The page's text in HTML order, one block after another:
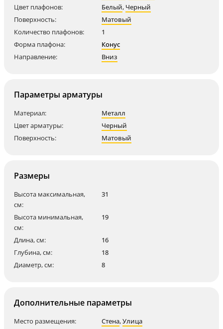
Цвет плафонов:
Белый, Черный
Поверхность:
Матовый
Количество плафонов:
1
Форма плафона:
Конус
Направление:
Вниз
Параметры арматуры
Материал:
Металл
Цвет арматуры:
Черный
Поверхность:
Матовый
Размеры
Высота максимальная,
см:
31
Высота минимальная,
см:
19
Длина, см:
16
Глубина, см:
18
Диаметр, см:
8
Дополнительные параметры
Место размещения: Стена,Улица